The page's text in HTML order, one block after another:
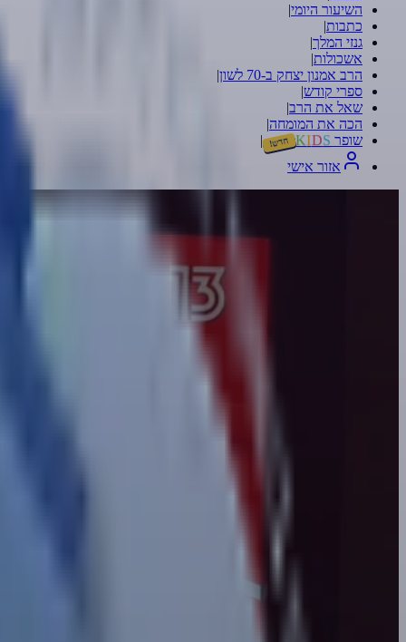
השיעור היומי|
כתבות|
גנזי המלך|
אשכולות|
הרב אמנון יצחק ב-70 לשון
|
ספרי קודש|
שאל את הרב|
הכה את המומחה|
שופר
KIDS חדש! |
אזור אישי